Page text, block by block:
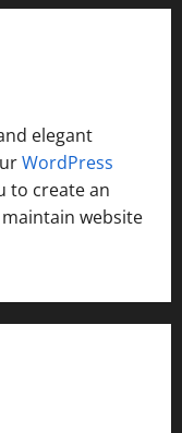
elegant
WordPress
to create an
website